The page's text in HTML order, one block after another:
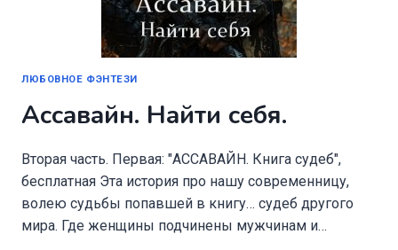
ЛЮБОВНОЕ ФЭНТЕЗИ
Ассавайн. Найти себя.
Вторая часть. Первая: "АССАВАЙН. Книга судеб",
бесплатная Эта история про нашу современницу,
волею судьбы попавшей в книгу… судеб другого
мира. Где женщины подчинены мужчинам и…